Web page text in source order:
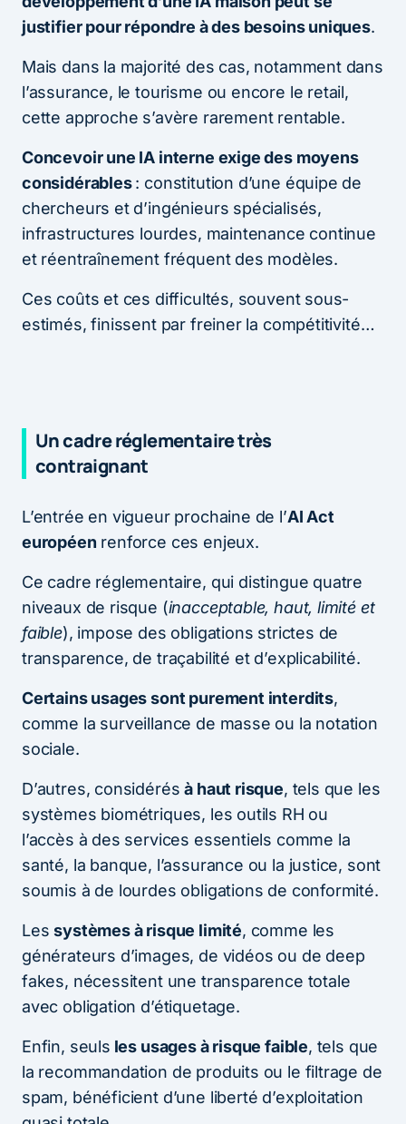
justifier pour répondre à des besoins uniques.
Mais dans la majorité des cas, notamment dans
l’assurance, le tourisme ou encore le retail,
cette approche s’avère rarement rentable.
Concevoir une IA interne exige des moyens
considérables: constitution d’une équipe de
chercheurs et d’ingénieurs spécialisés,
infrastructures lourdes, maintenance continue
et réentraînement fréquent des modèles.
Ces coûts et ces difficultés, souvent sous-
estimés, finissent par freiner la compétitivité…
Un cadre réglementaire très
contraignant
L’entrée en vigueur prochaine de l’AI Act
européen renforce ces enjeux.
Ce cadre réglementaire, qui distingue quatre
niveaux de risque (inacceptable, haut, limité et
faible), impose des obligations strictes de
transparence, de traçabilité et d’explicabilité.
Certains usages sont purement interdits,
comme la surveillance de masse ou la notation
sociale.
D’autres, considérésà haut risque, tels que les
systèmes biométriques, les outils RH ou
l’accès à des services essentiels comme la
santé, la banque, l’assurance ou la justice, sont
soumis à de lourdes obligations de conformité.
Lessystèmes à risque limité, comme les
générateurs d’images, de vidéos ou de deep
fakes, nécessitent une transparence totale
avec obligation d’étiquetage.
Enfin, seuls les usages à risque faible, tels que
la recommandation de produits ou le filtrage de
spam, bénéficient d’une liberté d’exploitation